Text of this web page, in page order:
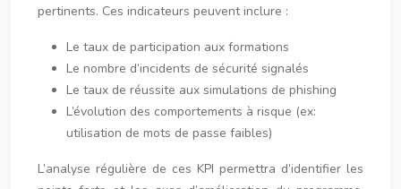
pertinents. Ces indicateurs peuvent inclure :
Le taux de participation aux formations
Le nombre d’incidents de sécurité signalés
Le taux de réussite aux simulations de phishing
L’évolution des comportements à risque (ex:
utilisation de mots de passe faibles)
L’analyse régulière de ces KPI permettra d’identifier les